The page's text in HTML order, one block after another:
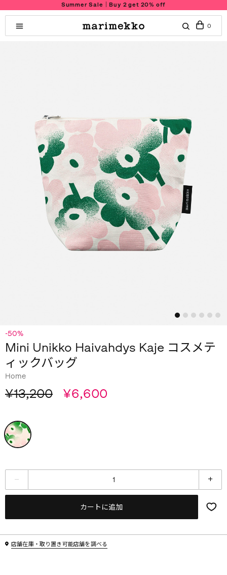
Summer Sale｜Buy 2 get 20% off
0
-50%
Mini Unikko Haivahdys Kaje コスメテ
ィックバッグ
Home
¥13,200 ¥6,600
カートに追加
店舗在庫・取り置き可能店舗を調べる